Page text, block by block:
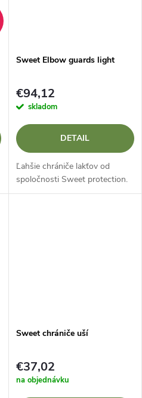
Sweet Elbow guards light
€94,12
skladom
DETAIL
Ľahšie chrániče lakťov od
spoločnosti Sweet protection.
Sweet chrániče uší
€37,02
na objednávku